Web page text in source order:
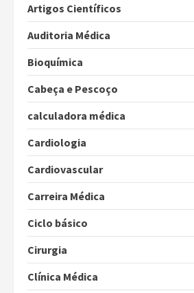
Artigos Científicos
Auditoria Médica
Bioquímica
Cabeça e Pescoço
calculadora médica
Cardiologia
Cardiovascular
Carreira Médica
Ciclo básico
Cirurgia
Clínica Médica